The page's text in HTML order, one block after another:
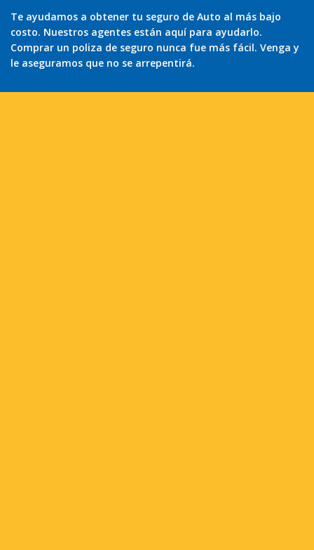
Te ayudamos a obtener tu seguro de Auto al más bajo
costo. Nuestros agentes están aquí para ayudarlo.
Comprar un poliza de seguro nunca fue más fácil. Venga y
le aseguramos que no se arrepentirá.